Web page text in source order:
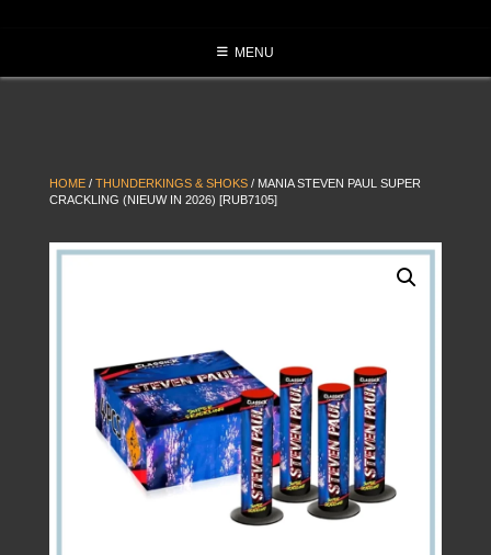
MENU
HOME / THUNDERKINGS & SHOKS / MANIA STEVEN PAUL SUPER
CRACKLING (NIEUW IN 2026) [RUB7105]